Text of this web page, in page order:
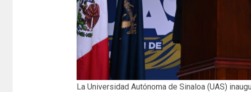
La Universidad Autónoma de Sinaloa (UAS)